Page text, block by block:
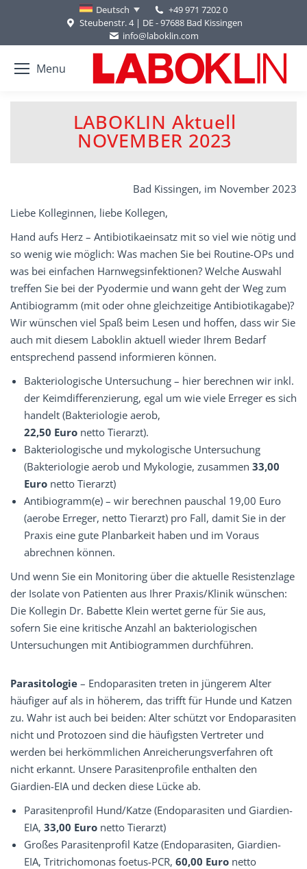
Deutsch
+49 971 7202 0
Steubenstr. 4 | DE - 97688 Bad Kissingen
info@laboklin.com
Menu
LABOKLIN Aktuell
NOVEMBER 2023
Bad Kissingen, im November 2023
Liebe Kolleginnen, liebe Kollegen,
Hand aufs Herz – Antibiotikaeinsatz mit so viel wie nötig und
so wenig wie möglich: Was machen Sie bei Routine-OPs und
was bei einfachen Harnwegsinfektionen? Welche Auswahl
treffen Sie bei der Pyodermie und wann geht der Weg zum
Antibiogramm (mit oder ohne gleichzeitige Antibiotikagabe)?
Wir wünschen viel Spaß beim Lesen und hoffen, dass wir Sie
auch mit diesem Laboklin aktuell wieder Ihrem Bedarf
entsprechend passend informieren können.
Bakteriologische Untersuchung – hier berechnen wir inkl.
der Keimdifferenzierung, egal um wie viele Erreger es sich
handelt (Bakteriologie aerob,
22,50 Euro netto Tierarzt).
Bakteriologische und mykologische Untersuchung
(Bakteriologie aerob und Mykologie, zusammen 33,00
Euro netto Tierarzt)
Antibiogramm(e) – wir berechnen pauschal 19,00 Euro
(aerobe Erreger, netto Tierarzt) pro Fall, damit Sie in der
Praxis eine gute Planbarkeit haben und im Voraus
abrechnen können.
Und wenn Sie ein Monitoring über die aktuelle Resistenzlage
der Isolate von Patienten aus Ihrer Praxis/Klinik wünschen:
Die Kollegin Dr. Babette Klein wertet gerne für Sie aus,
sofern Sie eine kritische Anzahl an bakteriologischen
Untersuchungen mit Antibiogrammen durchführen.
Parasitologie – Endoparasiten treten in jüngerem Alter
häufiger auf als in höherem, das trifft für Hunde und Katzen
zu. Wahr ist auch bei beiden: Alter schützt vor Endoparasiten
nicht und Protozoen sind die ­häufigsten Vertreter und
werden bei herkömmlichen Anreicherungsverfahren oft
nicht erkannt. Unsere ­Parasitenprofile enthalten den
Giardien-EIA und decken diese Lücke ab.
Parasitenprofil Hund/Katze (Endoparasiten und Giardien-
EIA, 33,00 Euro netto Tierarzt)
Großes Parasitenprofil Katze (Endoparasiten, Giardien-
EIA, Tritrichomonas foetus-PCR, 60,00 Euro netto